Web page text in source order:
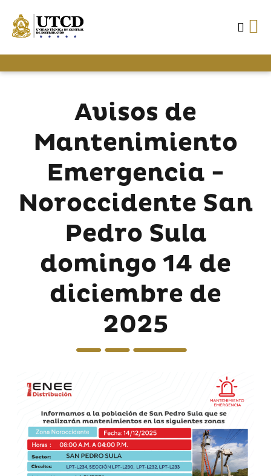
Avisos de
Mantenimiento
Emergencia -
Noroccidente San
Pedro Sula
domingo 14 de
diciembre de
2025